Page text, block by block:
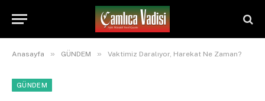
Anasayfa » GÜNDEM » Vaktimiz Daralıyor, Harekat Ne Zaman?
GÜNDEM